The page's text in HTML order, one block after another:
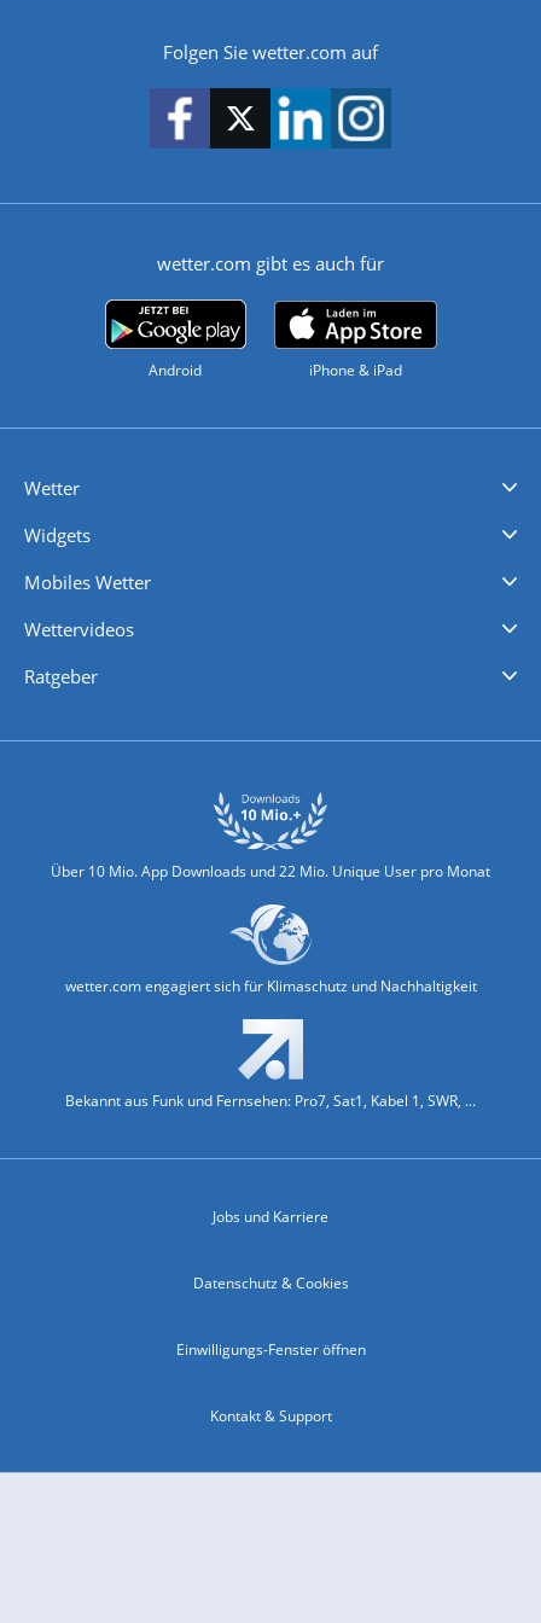
Folgen Sie wetter.com auf
wetter.com gibt es auch für
Android iPhone & iPad
Wetter
Widgets
Mobiles Wetter
Wettervideos
Ratgeber
Über 10 Mio. App Downloads und 22 Mio. Unique User pro Monat
wetter.com engagiert sich für Klimaschutz und Nachhaltigkeit
Bekannt aus Funk und Fernsehen: Pro7, Sat1, Kabel 1, SWR, ...
Jobs und Karriere
Datenschutz & Cookies
Einwilligungs-Fenster öffnen
Kontakt & Support